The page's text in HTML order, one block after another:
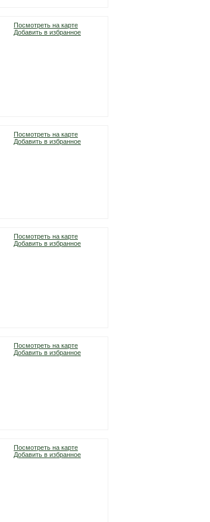
Посмотреть на карте
Добавить в избранное
Посмотреть на карте
Добавить в избранное
Посмотреть на карте
Добавить в избранное
Посмотреть на карте
Добавить в избранное
Посмотреть на карте
Добавить в избранное